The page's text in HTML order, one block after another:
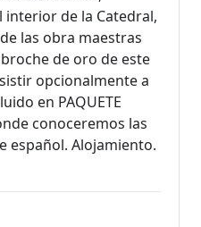
de la Catedral,
las obra maestras
de oro de este
opcionalmente a
en PAQUETE
conoceremos las
español. Alojamiento.